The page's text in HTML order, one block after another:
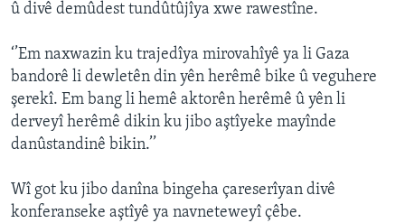
û divê demûdest tundûtûjîya xwe rawestîne.
‘’Em naxwazin ku trajedîya mirovahîyê ya li Gaza
bandorê li dewletên din yên herêmê bike û veguhere
şerekî. Em bang li hemê aktorên herêmê û yên li
derveyî herêmê dikin ku jibo aştîyeke mayînde
danûstandinê bikin.’’
Wî got ku jibo danîna bingeha çareserîyan divê
konferanseke aştîyê ya navneteweyî çêbe.